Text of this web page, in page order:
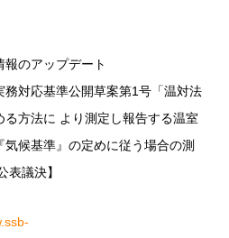
のアップデート
対応基準公開草案第1号「温対法
る方法に より測定し報告する温室
候基準』の定めに従う場合の測
表議決】